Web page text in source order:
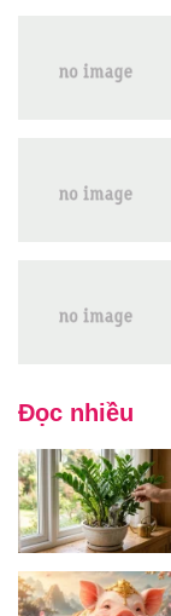
Đọc nhiều